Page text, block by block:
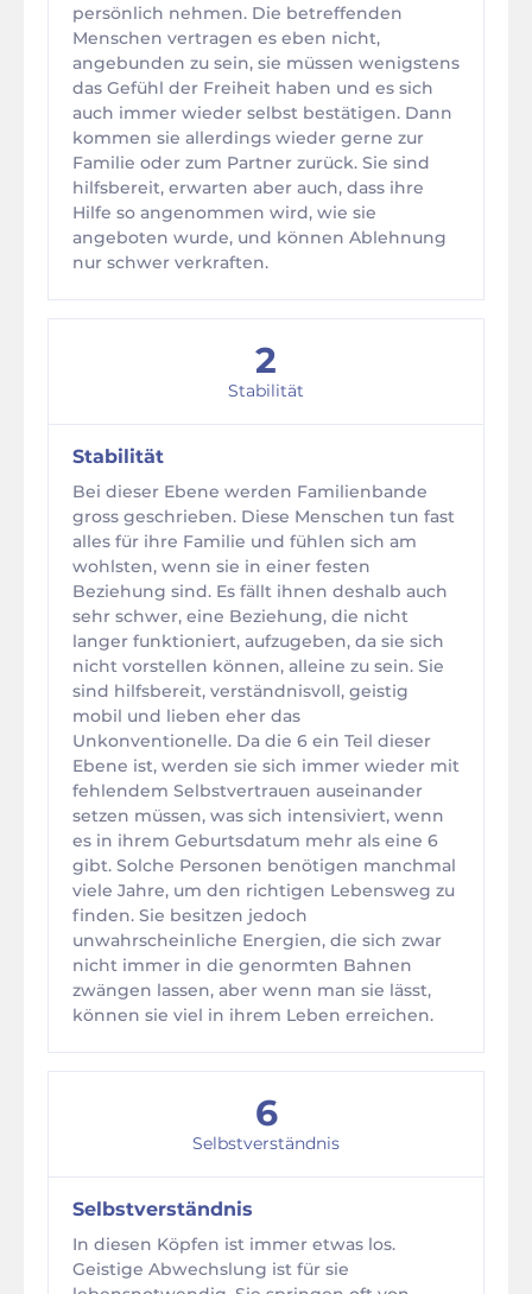
persönlich nehmen. Die betreffenden
Menschen vertragen es eben nicht,
angebunden zu sein, sie müssen wenigstens
das Gefühl der Freiheit haben und es sich
auch immer wieder selbst bestätigen. Dann
kommen sie allerdings wieder gerne zur
Familie oder zum Partner zurück. Sie sind
hilfsbereit, erwarten aber auch, dass ihre
Hilfe so angenommen wird, wie sie
angeboten wurde, und können Ablehnung
nur schwer verkraften.
2
Stabilität
Stabilität
Bei dieser Ebene werden Familienbande
gross geschrieben. Diese Menschen tun fast
alles für ihre Familie und fühlen sich am
wohlsten, wenn sie in einer festen
Beziehung sind. Es fällt ihnen deshalb auch
sehr schwer, eine Beziehung, die nicht
langer funktioniert, aufzugeben, da sie sich
nicht vorstellen können, alleine zu sein. Sie
sind hilfsbereit, verständnisvoll, geistig
mobil und lieben eher das
Unkonventionelle. Da die 6 ein Teil dieser
Ebene ist, werden sie sich immer wieder mit
fehlendem Selbstvertrauen auseinander
setzen müssen, was sich intensiviert, wenn
es in ihrem Geburtsdatum mehr als eine 6
gibt. Solche Personen benötigen manchmal
viele Jahre, um den richtigen Lebensweg zu
finden. Sie besitzen jedoch
unwahrscheinliche Energien, die sich zwar
nicht immer in die genormten Bahnen
zwängen lassen, aber wenn man sie lässt,
können sie viel in ihrem Leben erreichen.
6
Selbstverständnis
Selbstverständnis
In diesen Köpfen ist immer etwas los.
Geistige Abwechslung ist für sie